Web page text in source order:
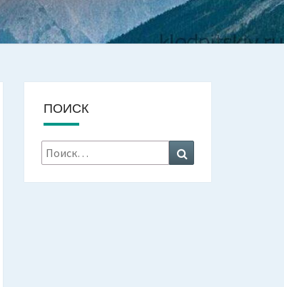
ПОИСК
Искать: